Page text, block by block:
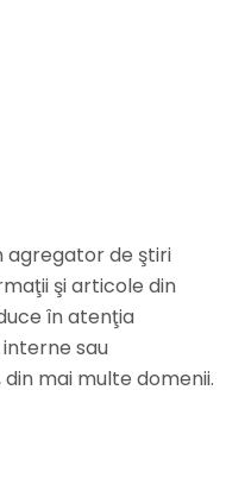
agregator de ştiri
şi articole din
în atenţia
sau
mai multe domenii.